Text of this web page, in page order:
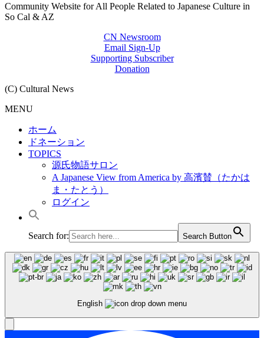
Community Website for All People Related to Japanese Culture in
So Cal & AZ
CN Newsroom
Email Sign-Up
Supporting Subscriber
Donation
(C) Cultural News
MENU
ホーム
ドネーション
TOPICS
源氏物語サロン
A Japanese View from America by 高濱賛（たかは
ま・たとう）
ログイン
Search for: Search Button
English